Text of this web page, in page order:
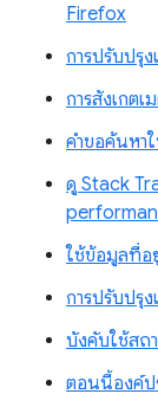
Firefox
การปรับปรุ
การสังเกต
คำขอค้นหา
ดู Stack
ใช้ข้อมูลที่อ
การปรับปรุ
บังคับใช้สถ
ตอนนี้องค์ป